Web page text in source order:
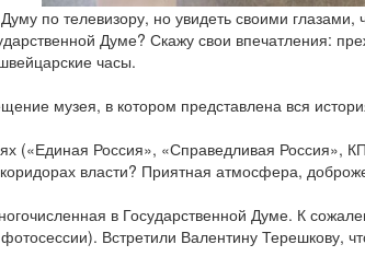
по телевизору, но увидеть своими
Думе? Скажу свои впечатления:
часы.
музея, в котором представлена вся
(«Единая Россия», «Справедливая Россия»,
власти? Приятная атмосфера,
в Государственной Думе. К
Встретили Валентину Терешкову,